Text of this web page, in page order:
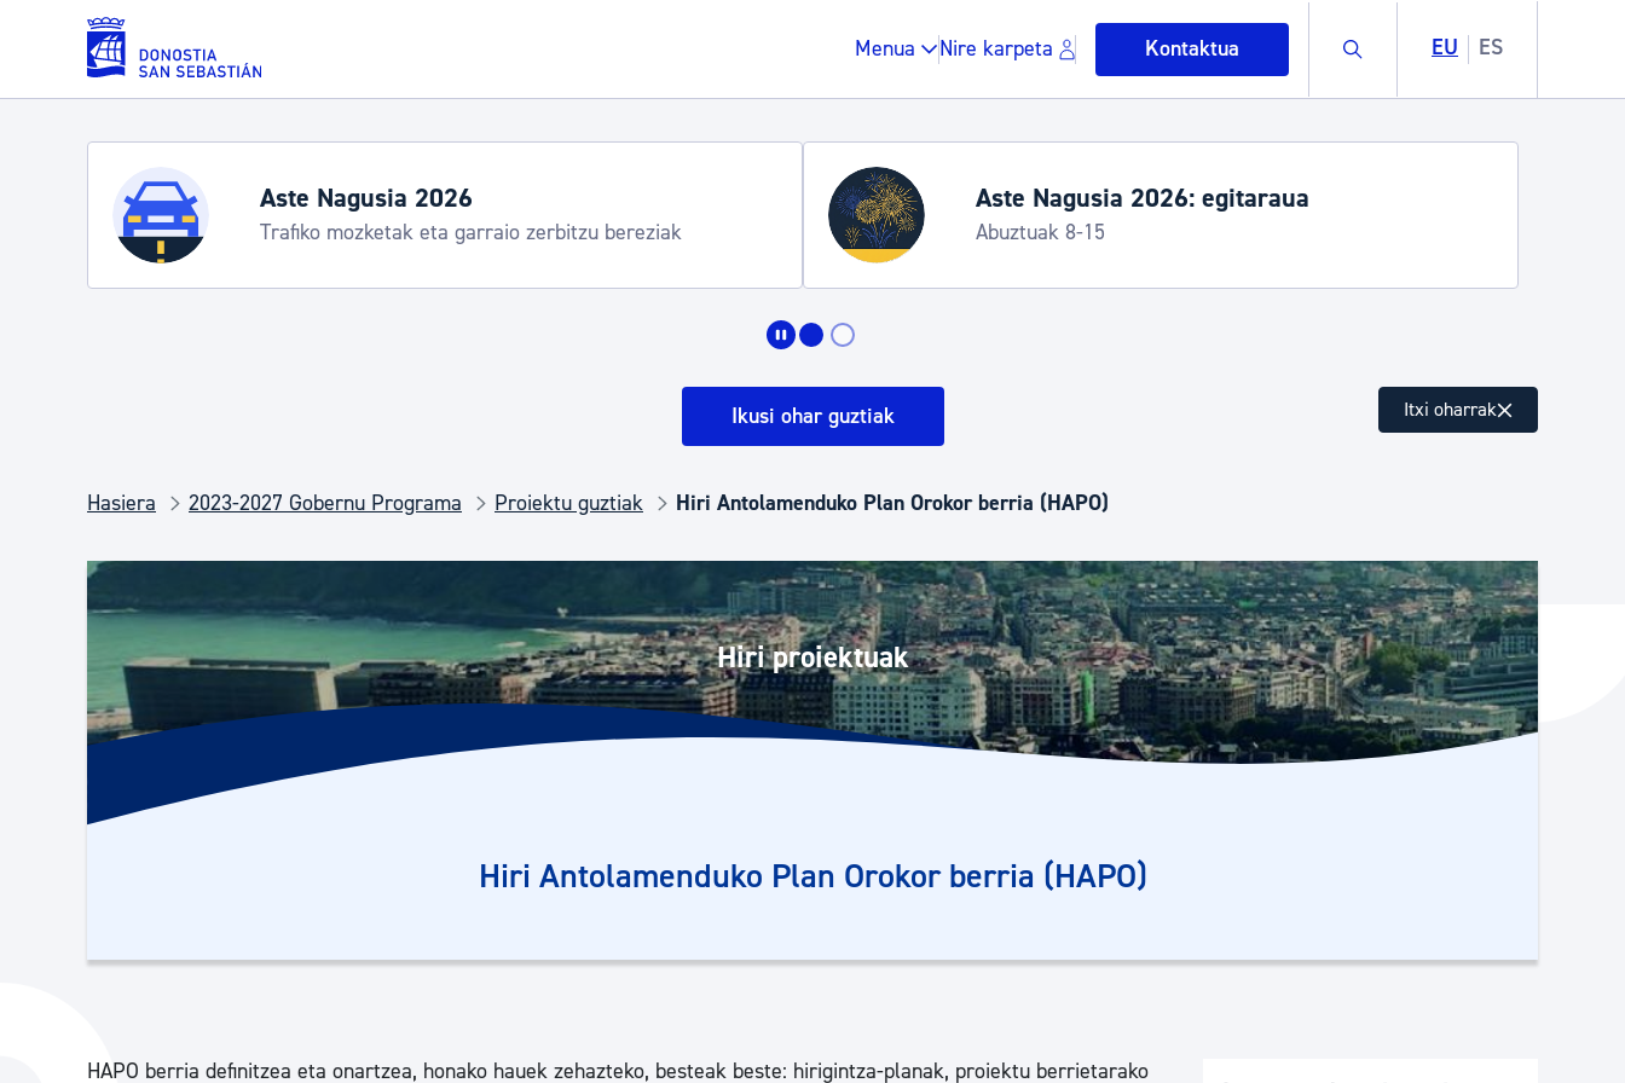
Eduki nagusira joan
Menua Nire karpeta Kontaktua Buscar EU ES
Zerbitzuak
Errolda eta gai pertsonalak
Gune publikoa, hondakinak eta ingurumena
Osasun publikoa, animaliak eta kontsumoa Garapen ekonomikoa eta enplegua
Haurrak eta gazteak Berdintasuna, Giza Eskubideak eta bizikidetza
Aste Nagusia 2026
Trafiko mozketak eta garraio zerbitzu bereziak
Aste Nagusia 2026: egitaraua
Abuztuak 8-15
Ikusi ohar guztiak Itxi oharrak
Hasiera 2023-2027 Gobernu Programa Proiektu guztiak Hiri Antolamenduko Plan Orokor berria (HAPO)
Hiri proiektuak
Hiri Antolamenduko Plan Orokor berria (HAPO)
HAPO berria definitzea eta onartzea, honako hauek zehazteko, besteak beste: hirigintza-planak, proiektu berrietarako